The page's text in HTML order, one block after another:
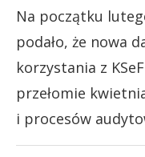
Na początku
podało, że nowa
korzystania z
przełomie
i procesów